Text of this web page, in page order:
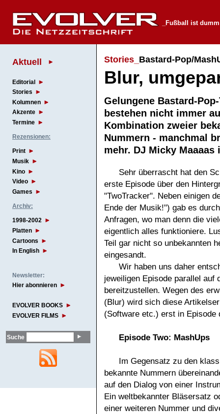
_Fußball ist dumm
Aktuell
Editorial
Stories
Kolumnen
Akzente
Termine
Rezensionen:
Print
Musik
Kino
Video
Games
Archiv:
1998-2002
Platten
Cartoons
In English
Newsletter:
Hier abonnieren
EVOLVER BOOKS
EVOLVER FILMS
Suche
Stories_ Bastard-Pop/
Blur,
Gelungene Bastard-
bestehen nicht immer
Kombination zweier
Nummern - manchmal
mehr. DJ Micky
Sehr überrascht hat den
erste Episode über den
"TwoTracker". Neben einigen
Ende der Musik!") gab es
Anfragen, wo man denn die
eigentlich alles funktioniere.
Teil gar nicht so unbekannten
eingesandt.
Wir haben uns daher
jeweiligen Episode parallel auf
bereitzustellen. Wegen des
(Blur) wird sich diese
(Software etc.) erst in Episode
Episode Two: MashUps
Im Gegensatz zu den
bekannte Nummern
auf den Dialog von einer
Ein weltbekannter Bläsersatz
einer weiteren Nummer und